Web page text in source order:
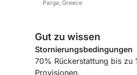
ein kurzes Bad nehmen
Reservieren Sie jetzt Ihren
von Parga und dem Fluss
Parga, Greece
Gut zu wissen
Stornierungsbedingungen
70% Rückerstattung bis zu
Provisionen.